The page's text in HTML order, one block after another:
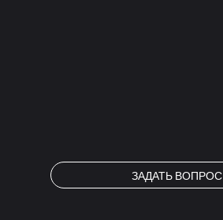
ЗАДАТЬ ВОПРОС